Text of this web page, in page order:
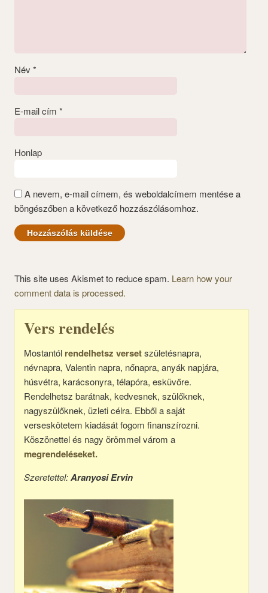
Név *
E-mail cím *
Honlap
A nevem, e-mail címem, és weboldalcímem mentése a
böngészőben a következő hozzászólásomhoz.
This site uses Akismet to reduce spam. Learn how your
comment data is processed.
Vers rendelés
Mostantól rendelhetsz versetszületésnapra,
névnapra, Valentin napra, nőnapra, anyák napjára,
húsvétra, karácsonyra, télapóra, esküvőre.
Rendelhetsz barátnak, kedvesnek, szülőknek,
nagyszülőknek, üzleti célra. Ebből a saját
verseskötetem kiadását fogom finanszírozni.
Köszönettel és nagy örömmel várom a
megrendeléseket.
Szeretettel:Aranyosi Ervin